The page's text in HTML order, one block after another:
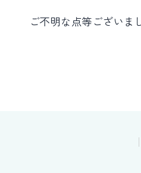
ご不明な点等ございま